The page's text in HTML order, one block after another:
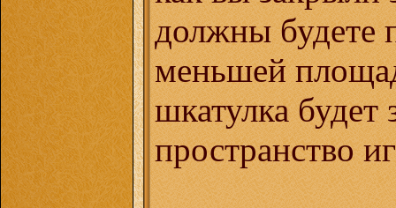
должны будете
меньшей
шкатулка будет
пространство